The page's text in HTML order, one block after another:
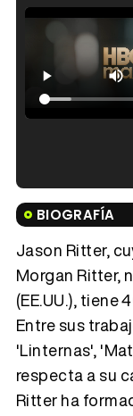
BIOGRAFÍA
Jason Ritter,
Morgan Ritter,
(EE.UU.), tiene
Entre sus
'Linternas',
respecta a su
Ritter ha